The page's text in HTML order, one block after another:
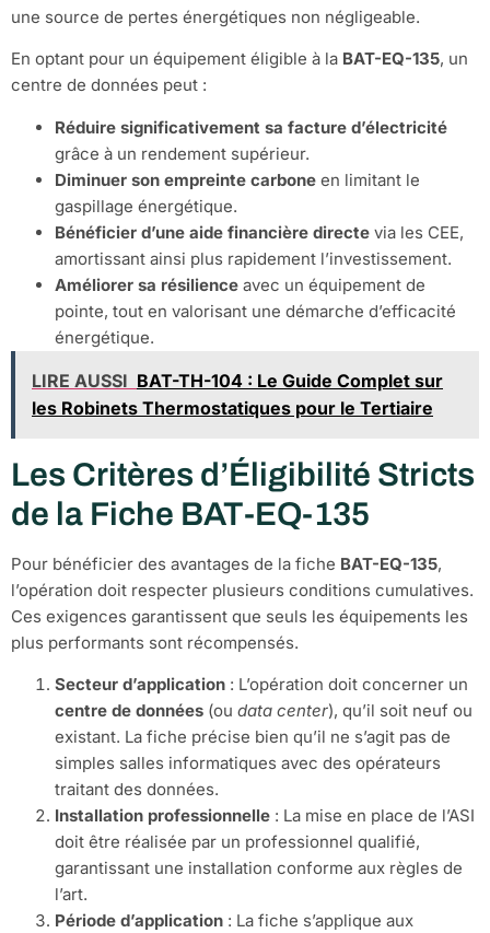
une source de pertes énergétiques non négligeable.
En optant pour un équipement éligible à la BAT-EQ-135, un
centre de données peut :
Réduire significativement sa facture d’électricité
grâce à un rendement supérieur.
Diminuer son empreinte carbone en limitant le
gaspillage énergétique.
Bénéficier d’une aide financière directe via les CEE,
amortissant ainsi plus rapidement l’investissement.
Améliorer sa résilience avec un équipement de
pointe, tout en valorisant une démarche d’efficacité
énergétique.
LIRE AUSSI BAT-TH-104 : Le Guide Complet sur
les Robinets Thermostatiques pour le Tertiaire
Les Critères d’Éligibilité Stricts
de la Fiche BAT-EQ-135
Pour bénéficier des avantages de la fiche BAT-EQ-135,
l’opération doit respecter plusieurs conditions cumulatives.
Ces exigences garantissent que seuls les équipements les
plus performants sont récompensés.
Secteur d’application : L’opération doit concerner un
centre de données (ou data center), qu’il soit neuf ou
existant. La fiche précise bien qu’il ne s’agit pas de
simples salles informatiques avec des opérateurs
traitant des données.
Installation professionnelle : La mise en place de l’ASI
doit être réalisée par un professionnel qualifié,
garantissant une installation conforme aux règles de
l’art.
Période d’application : La fiche s’applique aux